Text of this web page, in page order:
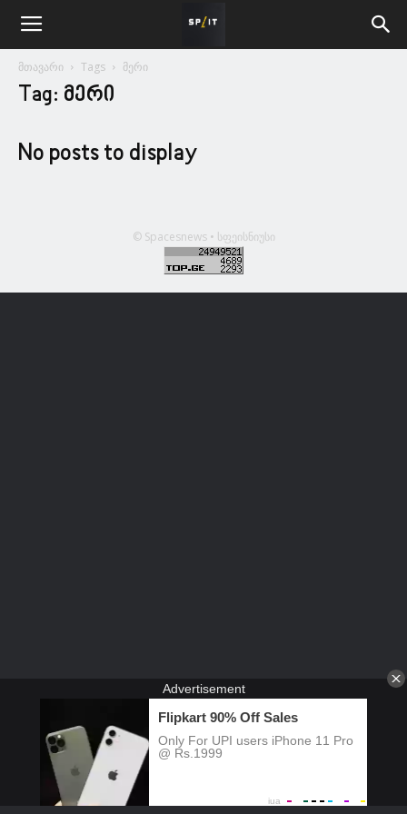
მთავარი Tags მერი
Tag: მერი
No posts to display
© Spacesnews • სფეისნიუსი